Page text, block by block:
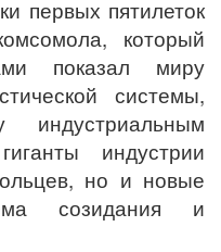
первых пятилеток
который
показал миру
системы,
индустрии
но и новые
созидания и